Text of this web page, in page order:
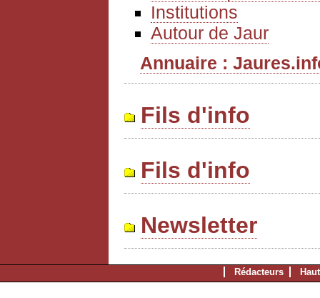
Institutions
Autour de Jaur
Annuaire :
Fils d'info
Fils d'info
Newsletter
Rédacteurs